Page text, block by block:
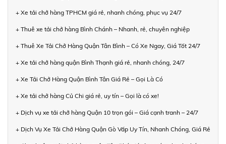
+ Xe tải chở hàng TPHCM giá rẻ, nhanh chóng, phục vụ 24/7
+ Thuê xe tải chở hàng Bình Chánh – Nhanh, rẻ, chuyên nghiệp
+ Thuê Xe Tải Chở Hàng Quận Tân Bình – Có Xe Ngay, Giá Tốt 24/7
+ Xe tải chở hàng quận Bình Thạnh giá rẻ, nhanh chóng, 24/7
+ Xe Tải Chở Hàng Quận Bình Tân Giá Rẻ – Gọi Là Có
+ Xe tải chở hàng Củ Chi giá rẻ, uy tín – Gọi là có xe!
+ Dịch vụ xe tải chở hàng Quận 10 trọn gói – Giá cạnh tranh – 24/7
+ Dịch Vụ Xe Tải Chở Hàng Quận Gò Vấp Uy Tín, Nhanh Chóng, Giá Rẻ